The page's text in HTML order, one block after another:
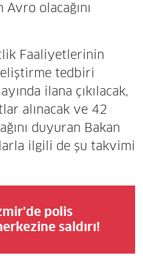
olacağını
Faaliyetlerinin
tedbiri
ilana çıkılacak,
alınacak ve 42
duyuran Bakan
ilgili de şu takvimi
polis
saldırı!